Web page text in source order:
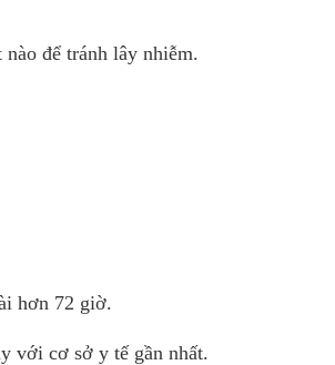
để tránh lây nhiễm.
hơn 72 giờ.
với cơ sở y tế gần nhất.